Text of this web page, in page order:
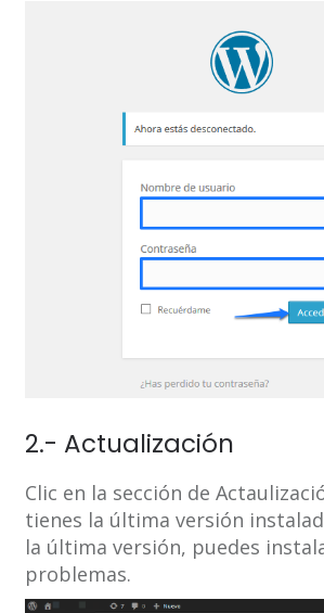
2.- Actualización
Clic en la sección de
tienes la última versión
la última versión, puedes
problemas.